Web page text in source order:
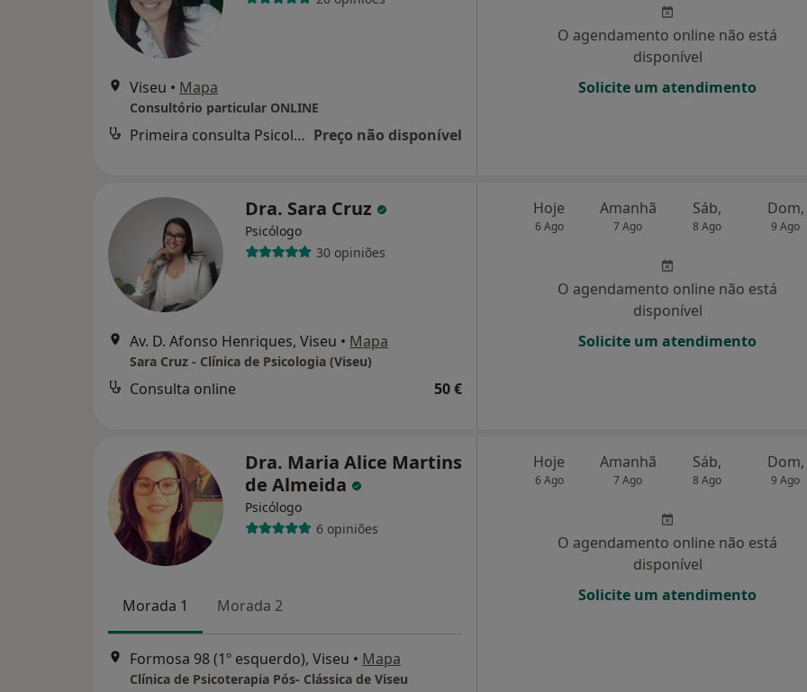
Viseu • Mapa
Consultório particular ONLINE
Primeira consulta Psicologia Preço não disponível
O agendamento online não está
disponível
Solicite um atendimento
Dra. Sara Cruz
Psicólogo
30 opiniões
Av. D. Afonso Henriques, Viseu • Mapa
Sara Cruz - Clínica de Psicologia (Viseu)
Consulta online 50 €
Hoje
6 Ago
Amanhã
7 Ago
Sáb,
8 Ago
Dom,
9 Ago
O agendamento online não está
disponível
Solicite um atendimento
Dra. Maria Alice Martins
de Almeida
Psicólogo
6 opiniões
Morada 1 Morada 2
Formosa 98 (1º esquerdo), Viseu • Mapa
Clínica de Psicoterapia Pós- Clássica de Viseu
Hoje
6 Ago
Amanhã
7 Ago
Sáb,
8 Ago
Dom,
9 Ago
O agendamento online não está
disponível
Solicite um atendimento